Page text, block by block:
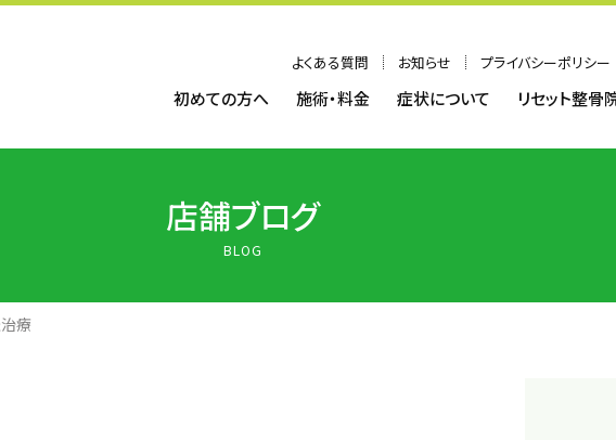
よくある質問 お知らせ プライバシーポリシー
初めての方へ 施術・料金 症状について リセット整骨
店舗ブログ
BLOG
療